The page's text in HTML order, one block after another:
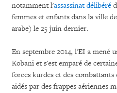
notamment l'assassinat délibéré
femmes et enfants dans la ville
arabe) le 25 juin dernier.
En septembre 2014, l'EI a mené
Kobani et s'est emparé de
forces kurdes et des
aidés par des frappes aériennes